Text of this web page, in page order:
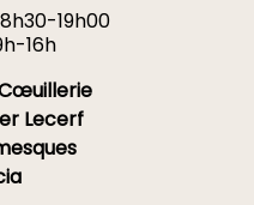
19h00
16h
Lecerf